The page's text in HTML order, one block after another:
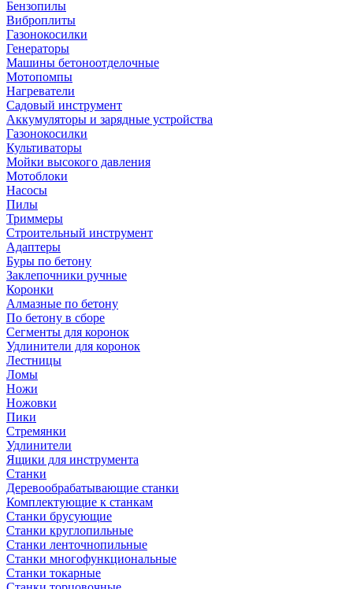
Бензопилы
Виброплиты
Газонокосилки
Генераторы
Машины бетоноотделочные
Мотопомпы
Нагреватели
Садовый инструмент
Аккумуляторы и зарядные устройства
Газонокосилки
Культиваторы
Мойки высокого давления
Мотоблоки
Насосы
Пилы
Триммеры
Строительный инструмент
Адаптеры
Буры по бетону
Заклепочники ручные
Коронки
Алмазные по бетону
По бетону в сборе
Сегменты для коронок
Удлинители для коронок
Лестницы
Ломы
Ножи
Ножовки
Пики
Стремянки
Удлинители
Ящики для инструмента
Станки
Деревообрабатывающие станки
Комплектующие к станкам
Станки брусующие
Станки круглопильные
Станки ленточнопильные
Станки многофункциональные
Станки токарные